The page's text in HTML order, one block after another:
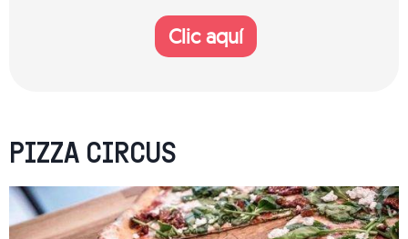
Clic aquí
PIZZA CIRCUS